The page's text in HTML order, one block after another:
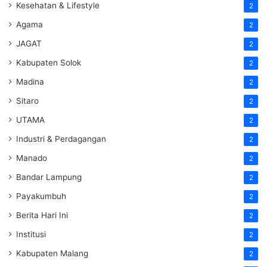
Kesehatan & Lifestyle 2
Agama 2
JAGAT 2
Kabupaten Solok 2
Madina 2
Sitaro 2
UTAMA 2
Industri & Perdagangan 2
Manado 2
Bandar Lampung 2
Payakumbuh 2
Berita Hari Ini 2
Institusi 2
Kabupaten Malang 2